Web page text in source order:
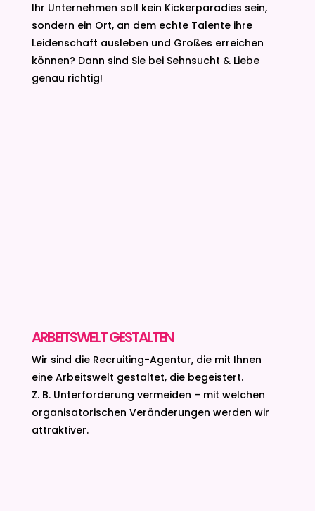
Ihr Unternehmen soll kein Kickerparadies sein,
sondern ein Ort,an dem echte Talente ihre
Leidenschaft ausleben und Großes erreichen
können? Dann sind Sie bei Sehnsucht & Liebe
genau richtig!
ARBEITSWELT GESTALTEN
Wir sind die Recruiting-Agentur,die mit Ihnen
eine Arbeitswelt gestaltet,die begeistert.
Z. B. Unterforderung vermeiden – mit welchen
organisatorischen Veränderungen werden wir
attraktiver.